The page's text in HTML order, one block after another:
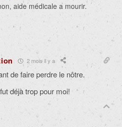
aide médicale a mourir.
2 mois il y a
de faire perdre le nôtre.
déjà trop pour moi!